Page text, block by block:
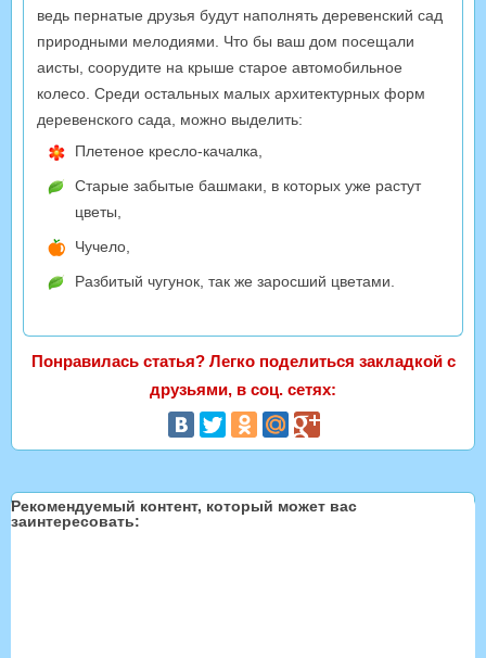
ведь пернатые друзья будут наполнять деревенский сад
природными мелодиями. Что бы ваш дом посещали
аисты, соорудите на крыше старое автомобильное
колесо. Среди остальных малых архитектурных форм
деревенского сада, можно выделить:
Плетеное кресло-качалка,
Старые забытые башмаки, в которых уже растут
цветы,
Чучело,
Разбитый чугунок, так же заросший цветами.
Понравилась статья? Легко поделиться закладкой с
друзьями, в соц. сетях:
Рекомендуемый контент, который может вас
заинтересовать: